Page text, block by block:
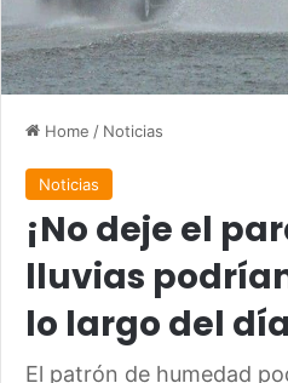
Home / Noticias
Noticias
¡No deje el
lluvias
lo largo del día
El patrón de humedad